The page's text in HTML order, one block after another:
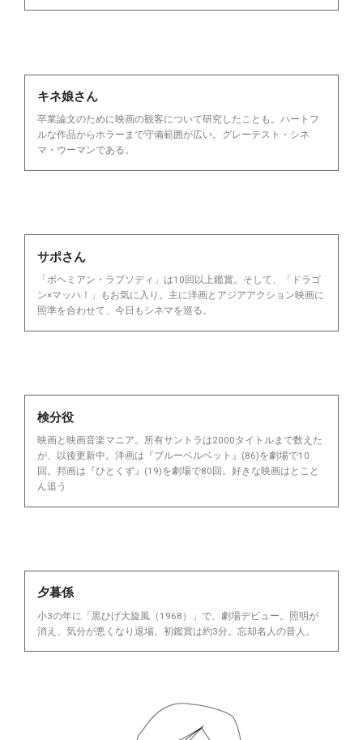
キネ娘さん
卒業論文のために映画の観客について研究したことも。ハートフ
ルな作品からホラーまで守備範囲が広い。グレーテスト・シネ
マ・ウーマンである。
サポさん
「ボヘミアン・ラプソディ」は10回以上鑑賞。そして、「ドラゴ
ン×マッハ！」もお気に入り。主に洋画とアジアアクション映画に
照準を合わせて、今日もシネマを巡る。
検分役
映画と映画音楽マニア。所有サントラは2000タイトルまで数えた
が、以後更新中。洋画は『ブルーベルベット』(86)を劇場で10
回。邦画は『ひとくず』(19)を劇場で80回。好きな映画はとこと
ん追う
夕暮係
小3の年に「黒ひげ大旋風（1968）」で、劇場デビュー。照明が
消え、気分が悪くなり退場。初鑑賞は約3分。忘却名人の昔人。